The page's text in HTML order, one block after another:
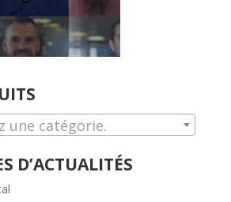
une catégorie.
D’ACTUALITÉS